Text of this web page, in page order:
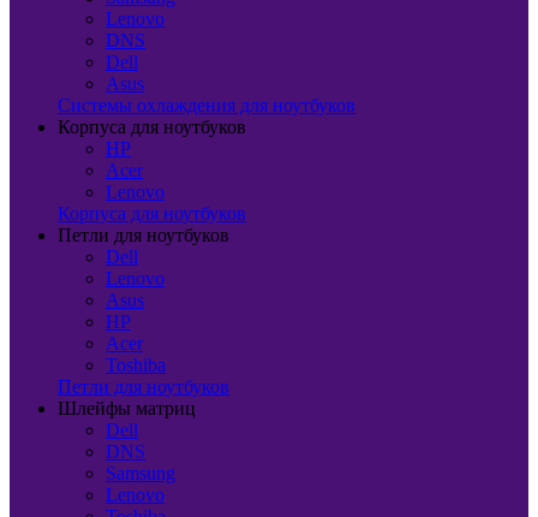
Lenovo
DNS
Dell
Asus
Системы охлаждения для ноутбуков
Корпуса для ноутбуков
HP
Acer
Lenovo
Корпуса для ноутбуков
Петли для ноутбуков
Dell
Lenovo
Asus
HP
Acer
Toshiba
Петли для ноутбуков
Шлейфы матриц
Dell
DNS
Samsung
Lenovo